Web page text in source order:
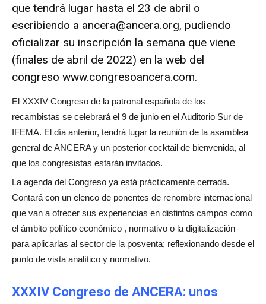
que tendrá lugar hasta el 23 de abril o
escribiendo a ancera@ancera.org, pudiendo
oficializar su inscripción la semana que viene
(finales de abril de 2022) en la web del
congreso www.congresoancera.com.
El XXXIV Congreso de la patronal española de los
recambistas se celebrará el 9 de junio en el Auditorio Sur de
IFEMA. El día anterior, tendrá lugar la reunión de la asamblea
general de ANCERA y un posterior cocktail de bienvenida, al
que los congresistas estarán invitados.
La agenda del Congreso ya está prácticamente cerrada.
Contará con un elenco de ponentes de renombre internacional
que van a ofrecer sus experiencias en distintos campos como
el ámbito político económico , normativo o la digitalización
para aplicarlas al sector de la posventa; reflexionando desde el
punto de vista analítico y normativo.
XXXIV Congreso de ANCERA: unos